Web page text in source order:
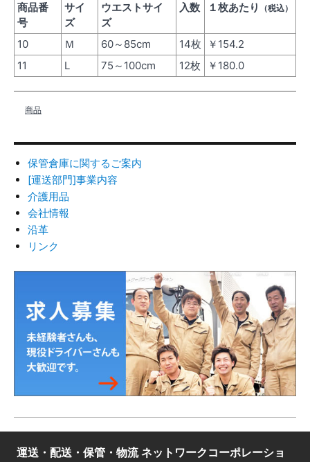
商品番
号
サイ
ズ
ウエストサイ
ズ
入数 １枚あたり （税込）
10 Ｍ 60～85cm 14枚
￥154.2
11
L 75～100cm 12枚 ￥180.0
商品
保管倉庫に関するご案内
[運送部門]事業内容
介護用品
会社情報
沿革
リンク
運送・配送・保管・物流 ネットワークコーポレーショ